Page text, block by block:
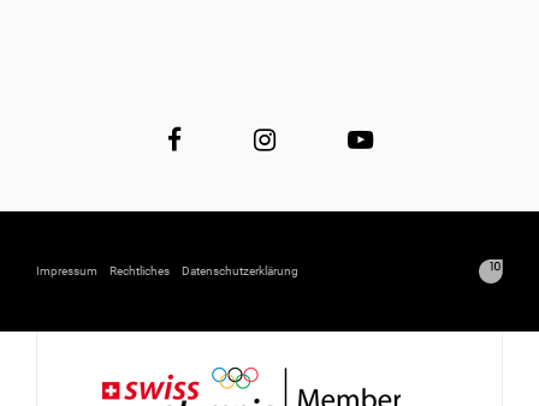
Impressum Rechtliches Datenschutzerklärung